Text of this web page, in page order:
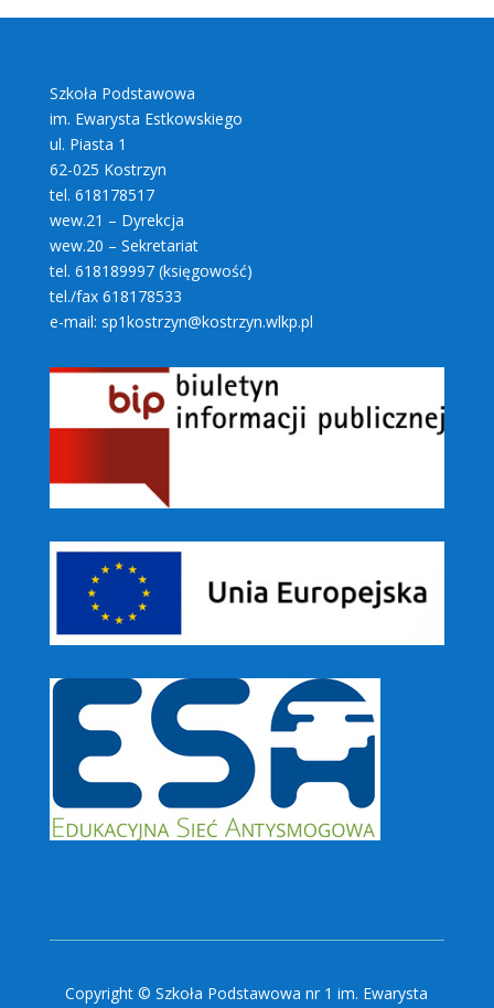
Szkoła Podstawowa
im. Ewarysta Estkowskiego
ul. Piasta 1
62-025 Kostrzyn
tel. 618178517
wew.21 – Dyrekcja
wew.20 – Sekretariat
tel. 618189997 (księgowość)
tel./fax 618178533
e-mail: sp1kostrzyn@kostrzyn.wlkp.pl
Copyright © Szkoła Podstawowa nr 1 im. Ewarysta